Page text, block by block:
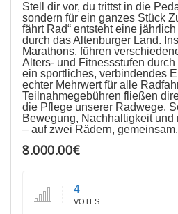
Stell dir vor, du trittst in die
sondern für ein ganzes Stück
fährt Rad“ entsteht eine
durch das Altenburger Land.
Marathons, führen
Alters- und Fitnessstufen
ein sportliches, verbindendes
echter Mehrwert für alle
Teilnahmegebühren fließen
die Pflege unserer Radwege.
Bewegung, Nachhaltigkeit und
– auf zwei Rädern, gemeinsam.
8.000.00€
4
VOTES